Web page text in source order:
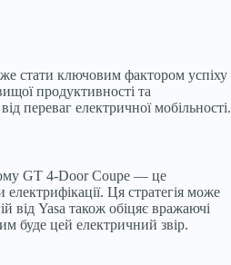
стати ключовим фактором успіху
продуктивності та
переваг електричної мобільності.
GT 4-Door Coupe — це
Ця стратегія може
від Yasa також обіцяє вражаючі
буде цей електричний звір.